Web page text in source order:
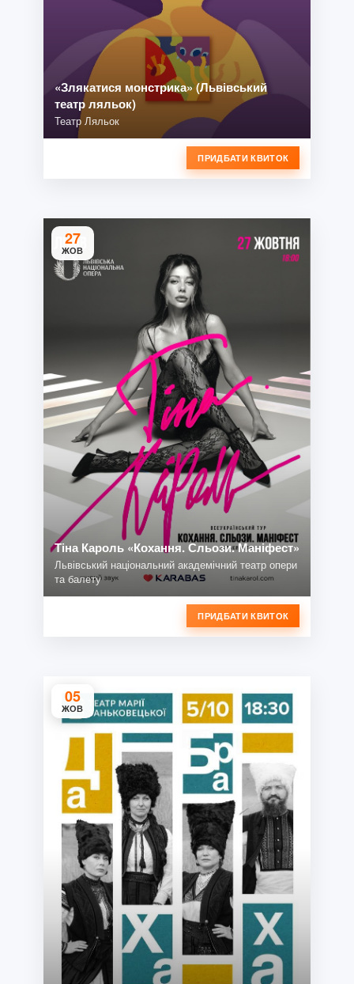
«Злякатися монстрика» (Львівський
театр ляльок)
Театр Ляльок
ПРИДБАТИ КВИТОК
27
ЖОВ
Тіна Кароль «Кохання. Сльози. Маніфест»
Львівський національний академічний театр опери
та балету
ПРИДБАТИ КВИТОК
05
ЖОВ